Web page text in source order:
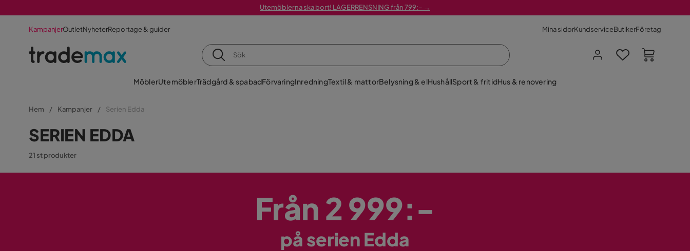
Utemöblerna ska bort! LAGERRENSNING från 799:– →
KampanjerOutletNyheterReportage & guider Mina sidorKundserviceButikerFöretag
MöblerUtemöblerTrädgård & spabadFörvaringInredningTextil & mattorBelysning & elHushållSport & fritidHus & renovering
Hem Kampanjer Serien Edda
SERIEN EDDA
21 st produkter
Från 2 999:-
på serien Edda